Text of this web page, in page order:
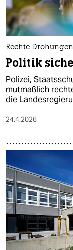
Rechte
Politik
Polizei,
mutmaßlich
die
24.4.2026